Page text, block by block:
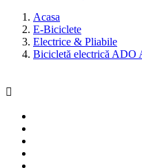
Acasa
E-Biciclete
Electrice & Pliabile
Bicicletă electrică ADO
